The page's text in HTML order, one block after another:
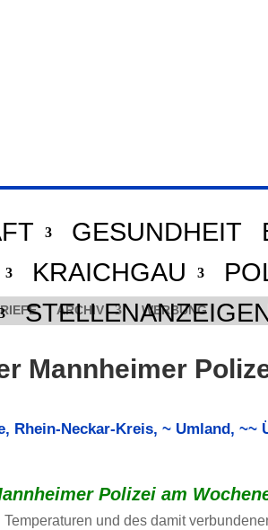
GESUNDHEIT
KRAICHGAU
ARCHIV WERBUNG
Mannheimer
, Rhein-Neckar-Kreis, ~ Umland, ~~
Polizei am
und des damit